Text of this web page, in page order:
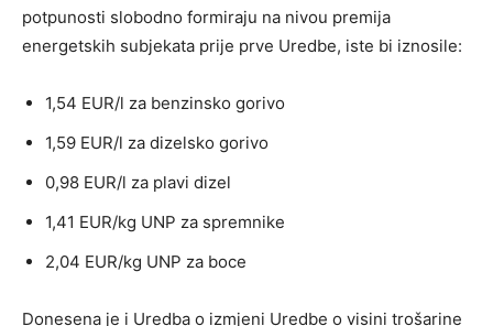
potpunosti slobodno formiraju na nivou premija
energetskih subjekata prije prve Uredbe, iste bi iznosile:
1,54 EUR/l za benzinsko gorivo
1,59 EUR/l za dizelsko gorivo
0,98 EUR/l za plavi dizel
1,41 EUR/kg UNP za spremnike
2,04 EUR/kg UNP za boce
Donesena je i Uredba o izmjeni Uredbe o visini trošarine